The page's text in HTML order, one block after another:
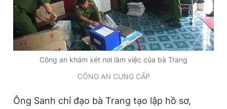
Công an khám xét nơi làm việc của bà Trang
CÔNG AN CUNG CẤP
Ông Sanh chỉ đạo bà Trang tạo lập hồ sơ,